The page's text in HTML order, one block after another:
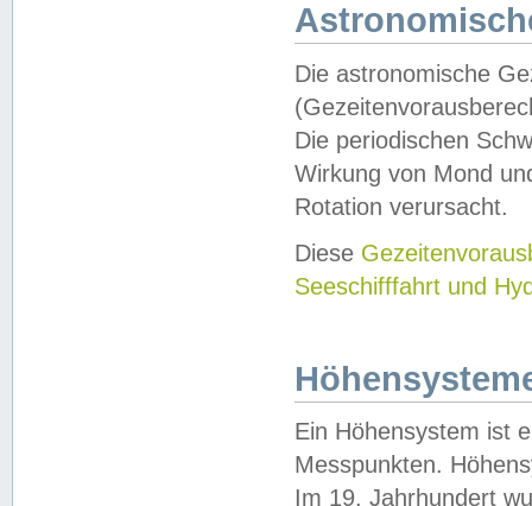
Die astronomische
Die periodischen
Wirkung von Mond
Rotation verursacht.
Diese
Seeschifffahrt und
Ein Höhensystem ist
Messpunkten.
Im 19. Jahrhundert